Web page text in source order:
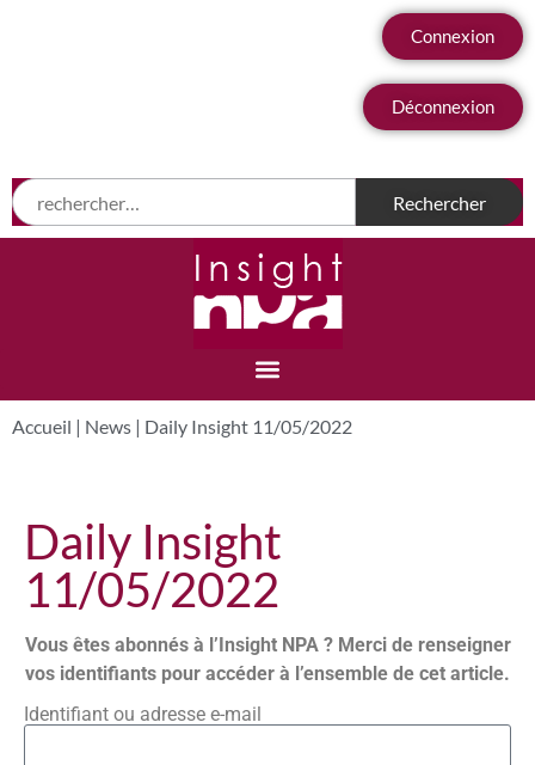
Connexion
Déconnexion
Accueil | News | Daily Insight 11/05/2022
Daily Insight
11/05/2022
Vous êtes abonnés à l’Insight NPA ? Merci de renseigner
vos identifiants pour accéder à l’ensemble de cet article.
Identifiant ou adresse e-mail